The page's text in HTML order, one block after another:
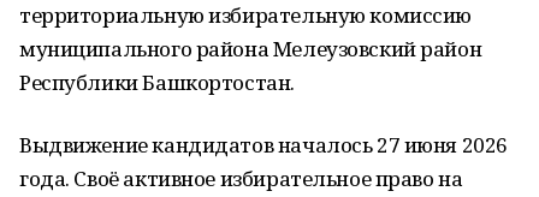
территориальную избирательную комиссию
муниципального района Мелеузовский район
Республики Башкортостан.
Выдвижение кандидатов началось 27 июня 2026
года. Своё активное избирательное право на